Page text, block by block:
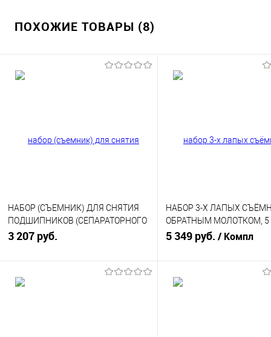
ПОХОЖИЕ ТОВАРЫ (8)
НАБОР (СЪЕМНИК) ДЛЯ СНЯТИЯ
ПОДШИПНИКОВ (СЕПАРАТОРНОГО
ТИПА), 12 ПРЕДМЕТОВ 4001М
3 207 руб.
НАБОР 3-Х ЛАПЫХ
ОБРАТНЫМ МОЛОТКОМ, 5
ПРЕДМЕТОВ 4300М
5 349 руб. / Компл